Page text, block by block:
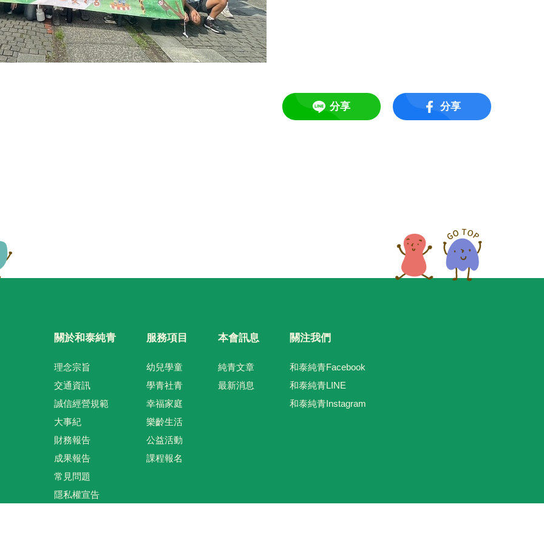
分享 分享
關於和泰純青
理念宗旨
交通資訊
誠信經營規範
大事紀
財務報告
成果報告
常見問題
隱私權宣告
服務項目
幼兒學童
學青社青
幸福家庭
樂齡生活
公益活動
課程報名
本會訊息
純青文章
最新消息
關注我們
和泰純青Facebook
和泰純青LINE
和泰純青Instagram